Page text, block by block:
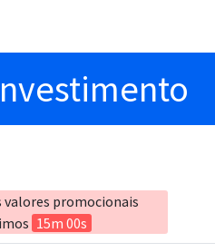
valores promocionais
15m 00s